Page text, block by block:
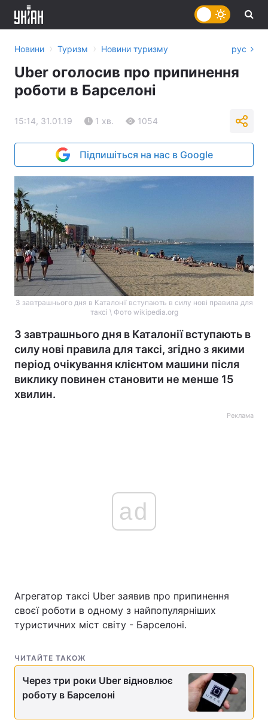
Україна Політика
Спорт Наука
Техно і зв'язок
Зброя Інциденти
Новини › Туризм › Новини туризму рус
Uber оголосив про припинення
роботи в Барселоні
15:14, 31.01.19 1 хв. 1054
Підпишіться на нас в Google
З завтрашнього дня в Каталонії вступають в силу нові правила для
таксі \ Фото wikipedia.org
З завтрашнього дня в Каталонії вступають в
силу нові правила для таксі, згідно з якими
період очікування клієнтом машини після
виклику повинен становити не менше 15
хвилин.
Реклама
ad
Агрегатор таксі Uber заявив про припинення
своєї роботи в одному з найпопулярніших
туристичних міст світу - Барселоні.
ЧИТАЙТЕ ТАКОЖ
Через три роки Uber відновлює
роботу в Барселоні